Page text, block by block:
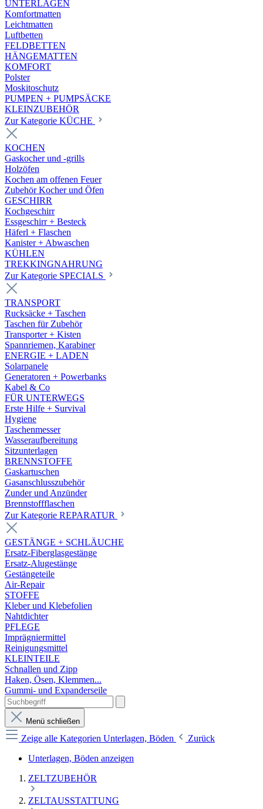
UNTERLAGEN
Komfortmatten
Leichtmatten
Luftbetten
FELDBETTEN
HÄNGEMATTEN
KOMFORT
Polster
Moskitoschutz
PUMPEN + PUMPSÄCKE
KLEINZUBEHÖR
Zur Kategorie KÜCHE
KOCHEN
Gaskocher und -grills
Holzöfen
Kochen am offenen Feuer
Zubehör Kocher und Öfen
GESCHIRR
Kochgeschirr
Essgeschirr + Besteck
Häferl + Flaschen
Kanister + Abwaschen
KÜHLEN
TREKKINGNAHRUNG
Zur Kategorie SPECIALS
TRANSPORT
Rucksäcke + Taschen
Taschen für Zubehör
Transporter + Kisten
Spannriemen, Karabiner
ENERGIE + LADEN
Solarpanele
Generatoren + Powerbanks
Kabel & Co
FÜR UNTERWEGS
Erste Hilfe + Survival
Hygiene
Taschenmesser
Wasseraufbereitung
Sitzunterlagen
BRENNSTOFFE
Gaskartuschen
Gasanschlusszubehör
Zunder und Anzünder
Brennstoffflaschen
Zur Kategorie REPARATUR
GESTÄNGE + SCHLÄUCHE
Ersatz-Fiberglasgestänge
Ersatz-Alugestänge
Gestängeteile
Air-Repair
STOFFE
Kleber und Klebefolien
Nahtdichter
PFLEGE
Imprägniermittel
Reinigungsmittel
KLEINTEILE
Schnallen und Zipp
Haken, Ösen, Klemmen...
Gummi- und Expanderseile
Menü schließen
Zeige alle Kategorien Unterlagen, Böden
Zurück
Unterlagen, Böden anzeigen
ZELTZUBEHÖR
ZELTAUSSTATTUNG